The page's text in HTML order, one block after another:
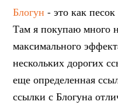
Блогун - это как
Там я покупаю много
максимального
нескольких дорогих
еще определенная
ссылки с Блогуна